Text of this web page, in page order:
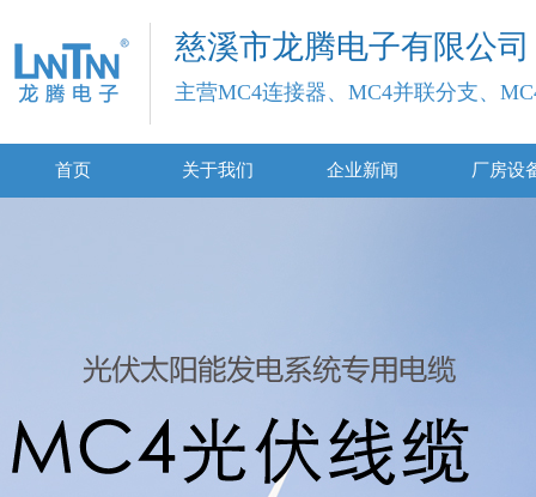
慈溪市龙腾电子有限公司
主营MC4连接器、MC4并联分支、
首页 关于我们 企业新闻 厂房设